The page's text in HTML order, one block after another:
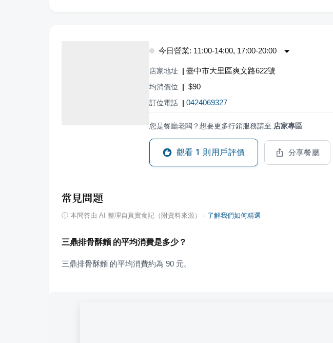
今日營業: 11:00-14:00, 17:00-20:00
店家地址 | 臺中市大里區爽文路622號
均消價位 | $90
訂位電話 | 0424069327
您是餐廳老闆？想要更多行銷服務請至 店家專區
觀看 1 則用戶評價 分享餐廳
常見問題
ⓘ 本問答由 AI 整理自真實食記（附資料來源） · 了解我們如何精選
三鼎排骨酥麵 的平均消費是多少？
三鼎排骨酥麵 的平均消費約為 90 元。